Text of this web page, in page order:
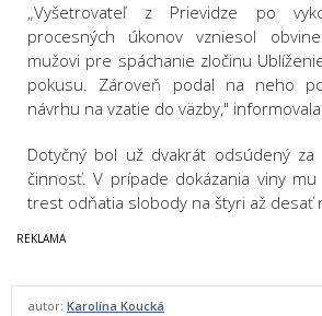
„Vyšetrovateľ z Prievidze po
procesných úkonov vzniesol
mužovi pre spáchanie zločinu
pokusu. Zároveň podal na neho
návrhu na vzatie do väzby,"
Dotyčný bol už dvakrát odsúdený
činnosť. V prípade dokázania viny
trest odňatia slobody na štyri až desať
autor: Karolína Koucká